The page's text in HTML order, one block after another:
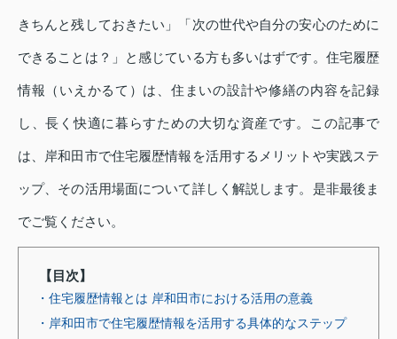
きちんと残しておきたい」「次の世代や自分の安心のために
できることは？」と感じている方も多いはずです。住宅履歴
情報（いえかるて）は、住まいの設計や修繕の内容を記録
し、長く快適に暮らすための大切な資産です。この記事で
は、岸和田市で住宅履歴情報を活用するメリットや実践ステ
ップ、その活用場面について詳しく解説します。是非最後ま
でご覧ください。
【目次】
・住宅履歴情報とは 岸和田市における活用の意義
・岸和田市で住宅履歴情報を活用する具体的なステップ